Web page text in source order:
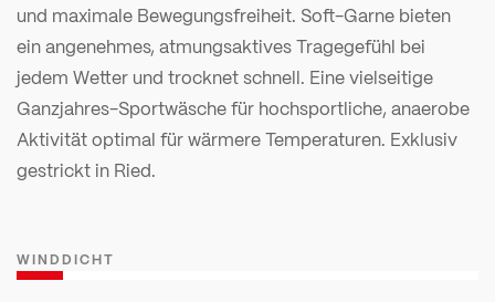
und maximale Bewegungsfreiheit. Soft-Garne bieten
ein angenehmes, atmungsaktives Tragegefühl bei
jedem Wetter und trocknet schnell. Eine vielseitige
Ganzjahres-Sportwäsche für hochsportliche, anaerobe
Aktivität optimal für wärmere Temperaturen. Exklusiv
gestrickt in Ried.
WINDDICHT